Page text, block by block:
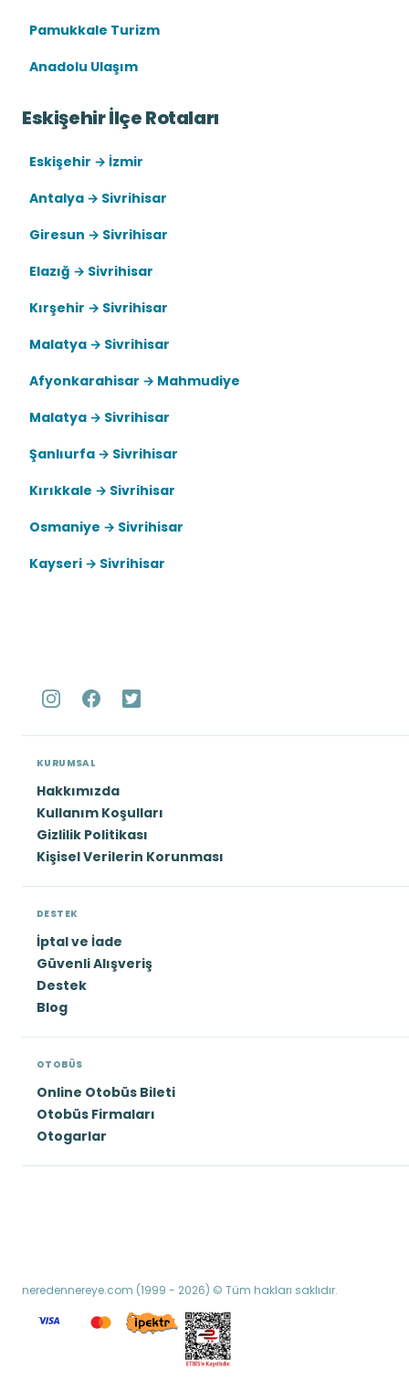
Pamukkale Turizm
Anadolu Ulaşım
Eskişehir İlçe Rotaları
Eskişehir → İzmir
Antalya → Sivrihisar
Giresun → Sivrihisar
Elazığ → Sivrihisar
Kırşehir → Sivrihisar
Malatya → Sivrihisar
Afyonkarahisar → Mahmudiye
Malatya → Sivrihisar
Şanlıurfa → Sivrihisar
Kırıkkale → Sivrihisar
Osmaniye → Sivrihisar
Kayseri → Sivrihisar
KURUMSAL
Hakkımızda
Kullanım Koşulları
Gizlilik Politikası
Kişisel Verilerin Korunması
DESTEK
İptal ve İade
Güvenli Alışveriş
Destek
Blog
OTOBÜS
Online Otobüs Bileti
Otobüs Firmaları
Otogarlar
neredennereye.com (1999 - 2026) © Tüm hakları saklıdır.